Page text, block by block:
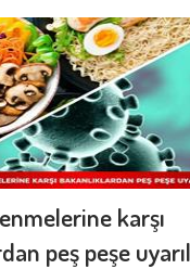
karşı
peş peşe